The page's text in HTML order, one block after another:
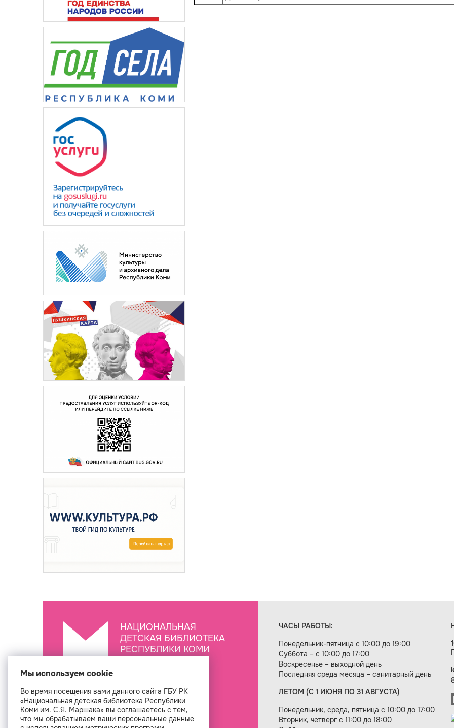
НАЦИОНАЛЬНАЯ
ДЕТСКАЯ БИБЛИОТЕКА
РЕСПУБЛИКИ КОМИ
ЧАСЫ РАБОТЫ:
Понедельник-пятница с 10:00 до 19:00
Суббота – с 10:00 до 17:00
Воскресенье – выходной день
Последняя среда месяца – санитарный день
ЛЕТОМ (С 1 ИЮНЯ ПО 31 АВГУСТА)
Понедельник, среда, пятница с 10:00 до 17:00
Вторник, четверг с 11:00 до 18:00
Создание сайта — веб-студия «Цифровой век»
Мы используем cookie
Во время посещения вами данного сайта ГБУ РК
«Национальная детская библиотека Республики
Коми им. С.Я. Маршака» вы соглашаетесь с тем,
что мы обрабатываем ваши персональные данные